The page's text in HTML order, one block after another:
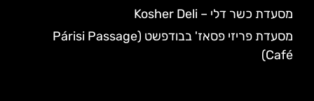
מסעדת כשר דלי – Kosher Deli
מסעדת פריזי פסאז' בבודפשט (Párisi Passage
Café)